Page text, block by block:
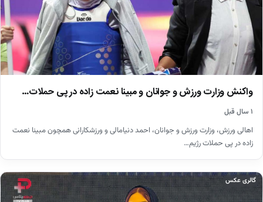
واکنش وزارت ورزش و جوانان و مبینا نعمت زاده در پی حملات…
۱ سال قبل
اهالی ورزش، وزارت ورزش و جوانان، احمد دنیامالی و ورزشکارانی همچون مبینا نعمت
زاده در پی حملات رژیم…
گالری عکس